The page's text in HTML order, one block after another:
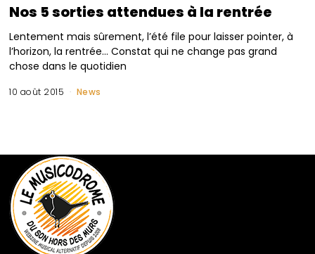
Nos 5 sorties attendues à la rentrée
Lentement mais sûrement, l’été file pour laisser pointer, à
l’horizon, la rentrée… Constat qui ne change pas grand
chose dans le quotidien
10 août 2015 News